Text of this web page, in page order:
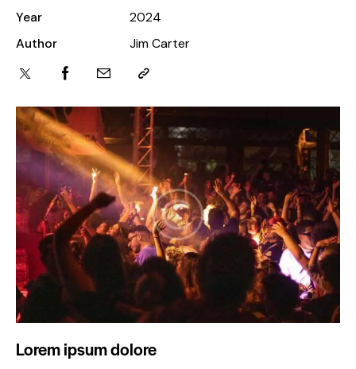
Lorem ipsum dolore
Year
2024
Author
Jim Carter